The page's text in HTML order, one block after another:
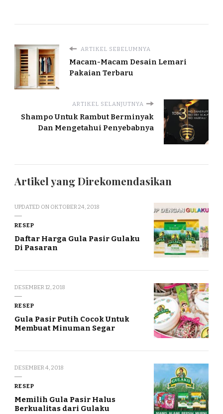
ARTIKEL SEBELUMNYA
Macam-Macam Desain Lemari
Pakaian Terbaru
ARTIKEL SELANJUTNYA
Shampo Untuk Rambut Berminyak
Dan Mengetahui Penyebabnya
Artikel yang Direkomendasikan
UPDATED ON OKTOBER 24, 2018
RESEP
Daftar Harga Gula Pasir Gulaku
Di Pasaran
DESEMBER 12, 2018
RESEP
Gula Pasir Putih Cocok Untuk
Membuat Minuman Segar
DESEMBER 4, 2018
RESEP
Memilih Gula Pasir Halus
Berkualitas dari Gulaku